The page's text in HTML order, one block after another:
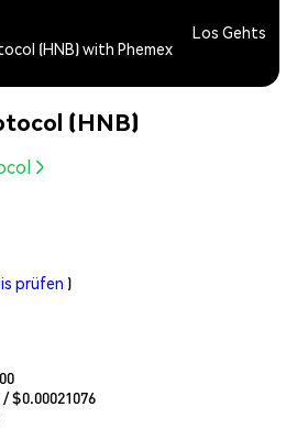
(HNB) with Phemex
Los Gehts
(HNB)
prüfen )
/ $0.00021076